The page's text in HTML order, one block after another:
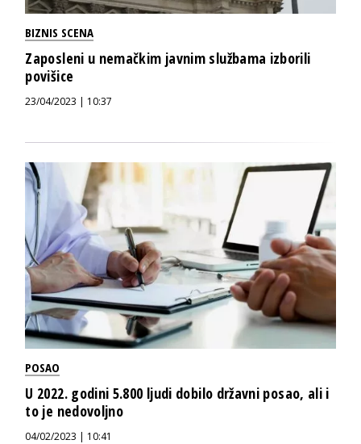
BIZNIS SCENA
Zaposleni u nemačkim javnim službama izborili
povišice
23/04/2023 | 10:37
POSAO
U 2022. godini 5.800 ljudi dobilo državni posao, ali i
to je nedovoljno
04/02/2023 | 10:41